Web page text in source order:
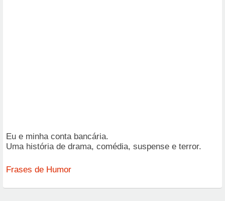
Eu e minha conta bancária.
Uma história de drama, comédia, suspense e terror.
Frases de Humor